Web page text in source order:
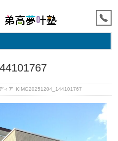
ィア KIMG20251204_144101767